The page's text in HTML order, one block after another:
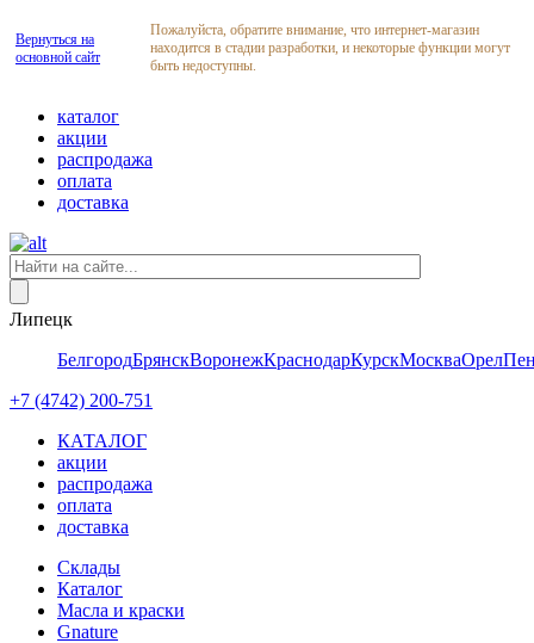
Вернуться на
основной сайт
Пожалуйста, обратите внимание, что интернет-магазин
находится в стадии разработки, и некоторые функции могут
быть недоступны.
каталог
акции
распродажа
оплата
доставка
Липецк
БелгородБрянскВоронежКраснодарКурскМоскваОрел
+7 (4742) 200-751
КАТАЛОГ
акции
распродажа
оплата
доставка
Склады
Каталог
Масла и краски
Gnature